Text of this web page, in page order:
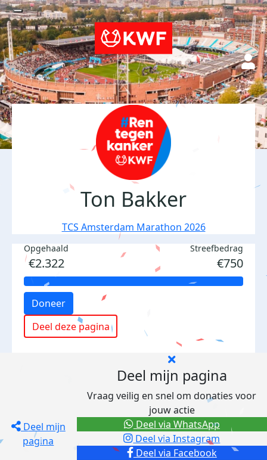
Ton Bakker
TCS Amsterdam Marathon 2026
Opgehaald
€2.322
Streefbedrag
€750
Doneer
Deel deze pagina
Deel mijn
pagina
Deel mijn pagina
Vraag veilig en snel om donaties voor
jouw actie
Deel via Facebook
Deel via Instagram
Deel via WhatsApp